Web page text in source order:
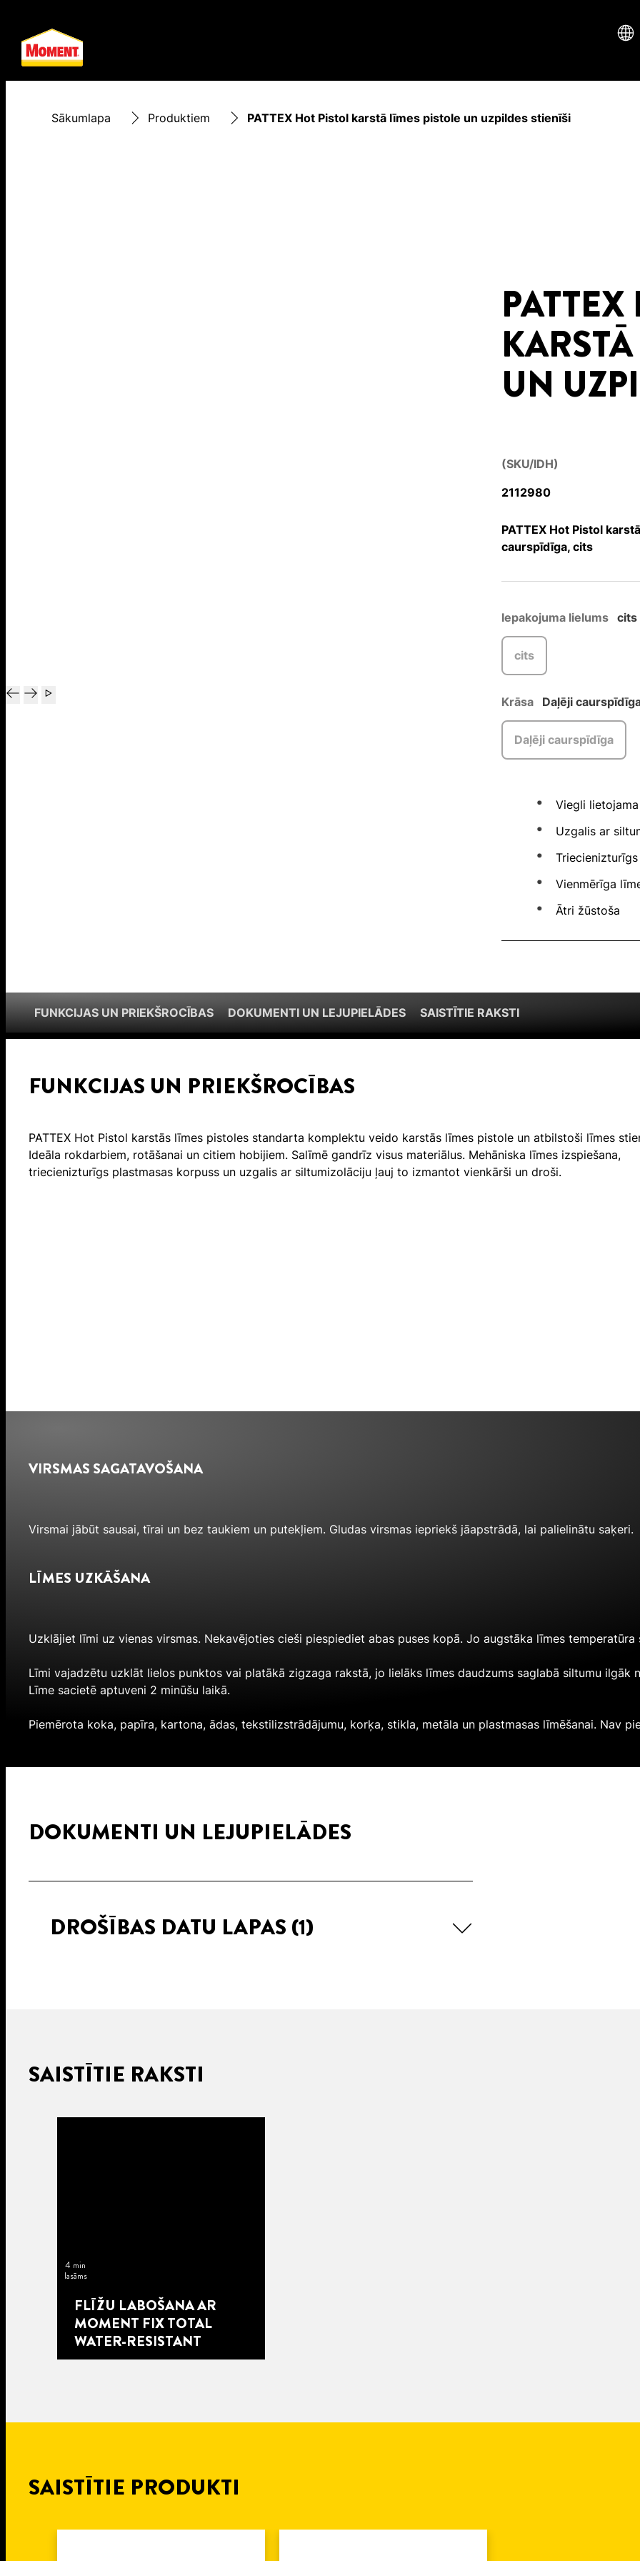
Sākumlapa Produktiem PATTEX Hot Pistol karstā līmes pistole un uzpildes stienīši
UN
(SKU/IDH)
2112980
PATTEX Hot Pistol
caurspīdīga, cits
Iepakojuma lielums cits
cits
Krāsa Daļēji
Daļēji caurspīdīga
Viegli lietojama
Uzgalis ar
Vienmērīga
Ātri žūstoša
FUNKCIJAS UN PRIEKŠROCĪBAS DOKUMENTI UN LEJUPIELĀDES SAISTĪTIE RAKSTI
FUNKCIJAS UN PRIEKŠROCĪBAS
PATTEX Hot Pistol karstās līmes pistoles standarta komplektu veido karstās līmes pistole un atbilstoši līmes
Ideāla rokdarbiem, rotāšanai un citiem hobijiem. Salīmē gandrīz visus materiālus. Mehāniska līmes izspiešana,
triecienizturīgs plastmasas korpuss un uzgalis ar siltumizolāciju ļauj to izmantot vienkārši un droši.
VIRSMAS SAGATAVOŠANA
Virsmai jābūt sausai, tīrai un bez taukiem un putekļiem. Gludas virsmas iepriekš jāapstrādā, lai palielinātu saķeri.
LĪMES UZKĀŠANA
Uzklājiet līmi uz vienas virsmas. Nekavējoties cieši piespiediet abas puses kopā. Jo augstāka līmes
Līmi vajadzētu uzklāt lielos punktos vai platākā zigzaga rakstā, jo lielāks līmes daudzums saglabā siltumu ilgāk
Līme sacietē aptuveni 2 minūšu laikā.
Piemērota koka, papīra, kartona, ādas, tekstilizstrādājumu, korķa, stikla, metāla un plastmasas līmēšanai. Nav
DOKUMENTI UN LEJUPIELĀDES
DROŠĪBAS DATU LAPAS (1)
SAISTĪTIE RAKSTI
4 min
lasāms
FLĪŽU LABOŠANA AR
MOMENT FIX TOTAL
WATER-RESISTANT
SAISTĪTIE PRODUKTI